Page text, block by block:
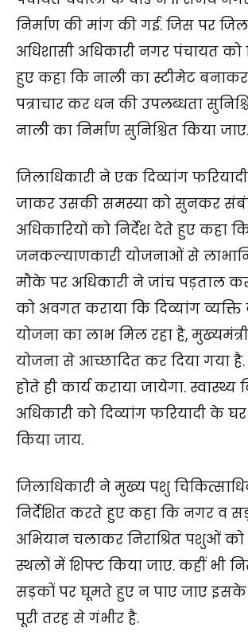
निर्माण की मांग की गई. जिस पर
अधिशासी अधिकारी नगर पंचायत को
हुए कहा कि नाली का स्टीमेट
पत्राचार कर धन की उपलब्धता
नाली का निर्माण सुनिश्चित किया जाए.
जिलाधिकारी ने एक दिव्यांग
जाकर उसकी समस्या को सुनकर
अधिकारियों को निर्देश देते हुए कहा
जनकल्याणकारी योजनाओं से
मौके पर अधिकारी ने जांच पड़ताल
को अवगत कराया कि दिव्यांग व्यक्ति
योजना का लाभ मिल रहा है,
योजना से आच्छादित कर दिया गया है.
होते ही कार्य कराया जायेगा.
अधिकारी को दिव्यांग फरियादी के
किया जाय.
जिलाधिकारी ने मुख्य पशु
निर्देशित करते हुए कहा कि नगर व
अभियान चलाकर निराश्रित पशुओं
स्थलों में शिफ्ट किया जाए. कहीं भी
सड़कों पर घूमते हुए न पाए जाए
पूरी तरह से गंभीर है.